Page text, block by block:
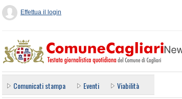
Effettua il login
Comunicati stampa Eventi Viabilità